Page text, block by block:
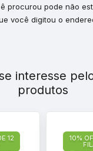
procurou pode não
você digitou o
interesse
produtos
12 10%